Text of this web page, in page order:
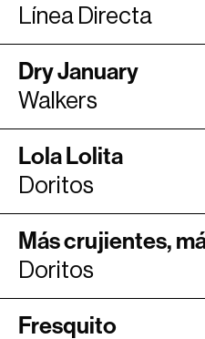
Línea Directa
Dry January
Walkers
Lola Lolita
Doritos
Más crujientes,
Doritos
Fresquito